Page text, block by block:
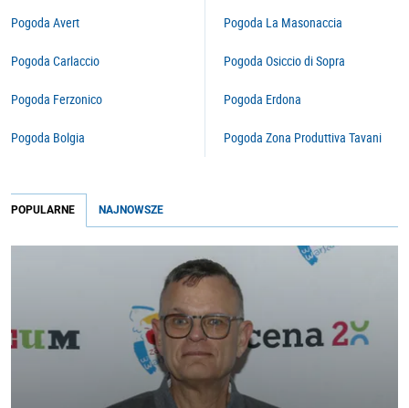
Pogoda Avert
Pogoda Carlaccio
Pogoda Ferzonico
Pogoda Bolgia
Pogoda La Masonaccia
Pogoda Osiccio di Sopra
Pogoda Erdona
Pogoda Zona Produttiva Tavani
POPULARNE NAJNOWSZE